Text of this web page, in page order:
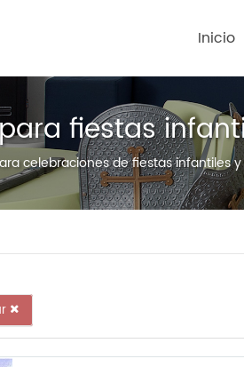
Inicio
fiestas
celebraciones de fiestas infantiles